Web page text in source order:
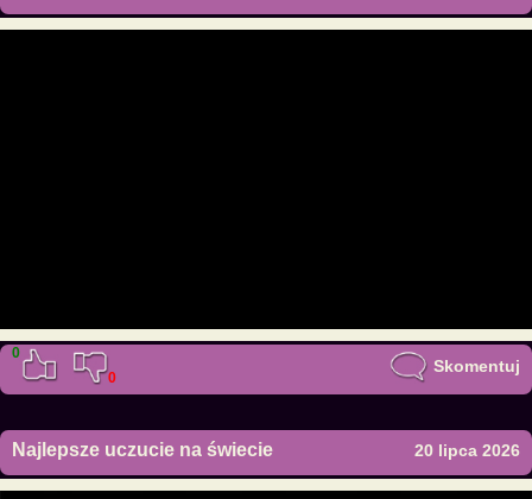
0
0
Skomentuj
Najlepsze uczucie na świecie 20 lipca 2026